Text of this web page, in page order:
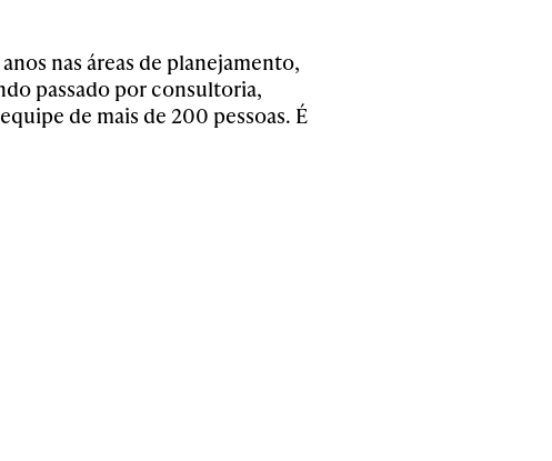
nas áreas de planejamento,
passado por consultoria,
de mais de 200 pessoas. É